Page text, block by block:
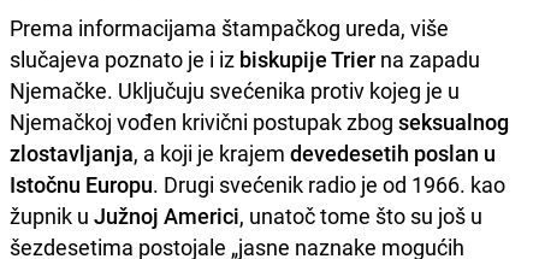
Prema informacijama štampačkog ureda, više
slučajeva poznato je i iz biskupije Trier na zapadu
Njemačke. Uključuju svećenika protiv kojeg je u
Njemačkoj vođen krivični postupak zbog seksualnog
zlostavljanja, a koji je krajem devedesetih poslan u
Istočnu Europu. Drugi svećenik radio je od 1966. kao
župnik u Južnoj Americi, unatoč tome što su još u
šezdesetima postojale „jasne naznake mogućih